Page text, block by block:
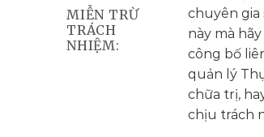
MIỄN TRỪ
TRÁCH
NHIỆM:
chuyên gia
này mà
công bố
quản lý
chữa trị,
chịu trách